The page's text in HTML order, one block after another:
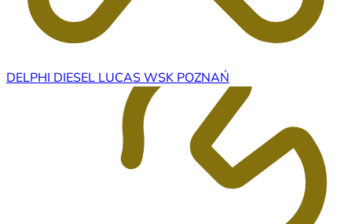
DELPHI DIESEL LUCAS WSK POZNAŃ